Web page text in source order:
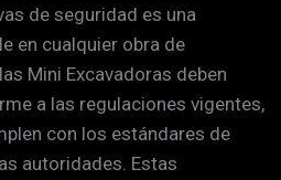
de seguridad es una
en cualquier obra de
Mini Excavadoras deben
a las regulaciones vigentes,
con los estándares de
autoridades. Estas